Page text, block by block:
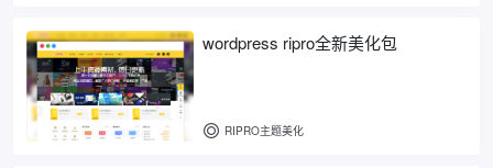
wordpress ripro全新美化包
RIPRO主题美化